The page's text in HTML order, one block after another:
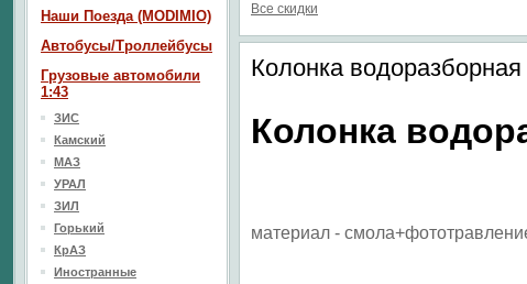
Все скидки
Колонка
Колонка
материал -
Наши Поезда (MODIMIO)
Автобусы/Троллейбусы
Грузовые автомобили
1:43
ЗИС
Камский
МАЗ
УРАЛ
ЗИЛ
Горький
КрАЗ
Иностранные